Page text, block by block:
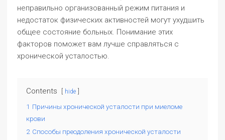
неправильно организованный режим питания и
недостаток физических активностей могут ухудшить
общее состояние больных. Понимание этих
факторов поможет вам лучше справляться с
хронической усталостью.
Contents hide
1 Причины хронической усталости при миеломе
крови
2 Способы преодоления хронической усталости